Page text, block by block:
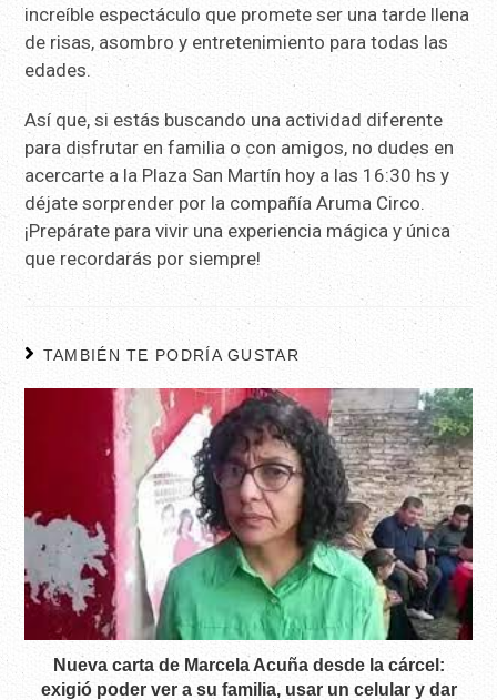
increíble espectáculo que promete ser una tarde llena
de risas, asombro y entretenimiento para todas las
edades.
Así que, si estás buscando una actividad diferente
para disfrutar en familia o con amigos, no dudes en
acercarte a la Plaza San Martín hoy a las 16:30 hs y
déjate sorprender por la compañía Aruma Circo.
¡Prepárate para vivir una experiencia mágica y única
que recordarás por siempre!
TAMBIÉN TE PODRÍA GUSTAR
Nueva carta de Marcela Acuña desde la cárcel:
exigió poder ver a su familia, usar un celular y dar